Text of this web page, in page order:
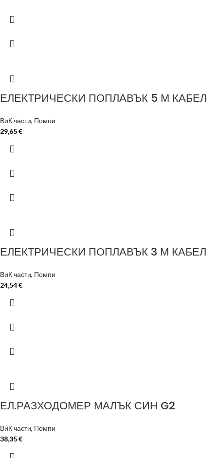
ЕЛЕКТРИЧЕСКИ ПОПЛАВЪК 5 М КАБЕЛ
ВиК части, Помпи
29,65€
ЕЛЕКТРИЧЕСКИ ПОПЛАВЪК 3 М КАБЕЛ
ВиК части, Помпи
24,54€
ЕЛ.РАЗХОДОМЕР МАЛЪК СИН G2
ВиК части, Помпи
38,35€